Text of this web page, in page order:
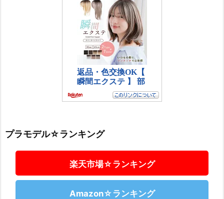
プラモデル☆ランキング
楽天市場☆ランキング
Amazon☆ランキング